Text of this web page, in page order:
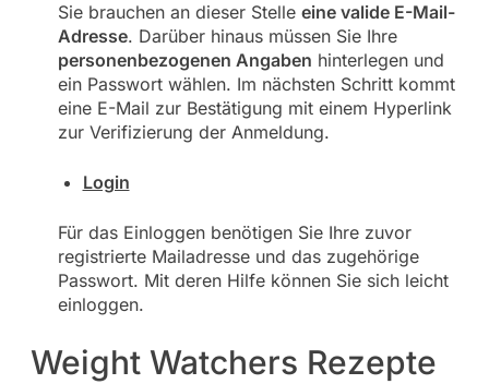
Sie brauchen an dieser Stelle eine valide E-Mail-
Adresse. Darüber hinaus müssen Sie Ihre
personenbezogenen Angaben hinterlegen und
ein Passwort wählen. Im nächsten Schritt kommt
eine E-Mail zur Bestätigung mit einem Hyperlink
zur Verifizierung der Anmeldung.
Login
Für das Einloggen benötigen Sie Ihre zuvor
registrierte Mailadresse und das zugehörige
Passwort. Mit deren Hilfe können Sie sich leicht
einloggen.
Weight Watchers Rezepte